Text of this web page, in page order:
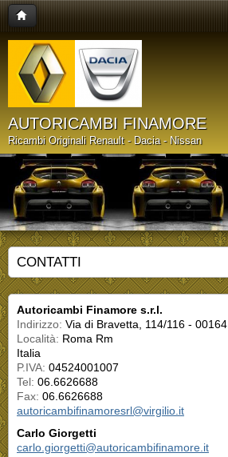
AUTORICAMBI FINAMORE
Ricambi Originali Renault - Dacia - Nissan
CONTATTI
Autoricambi Finamore s.r.l.
Indirizzo: Via di Bravetta, 114/116 - 00164
Località: Roma Rm
Italia
P.IVA: 04524001007
Tel: 06.6626688
Fax: 06.6626688
autoricambifinamoresrl@virgilio.it
Carlo Giorgetti
carlo.giorgetti@autoricambifinamore.it